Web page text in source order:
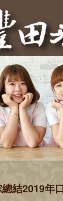
總結2019年